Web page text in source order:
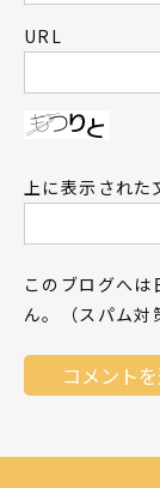
URL
上に表示された
このブログへ
ん。（スパム対